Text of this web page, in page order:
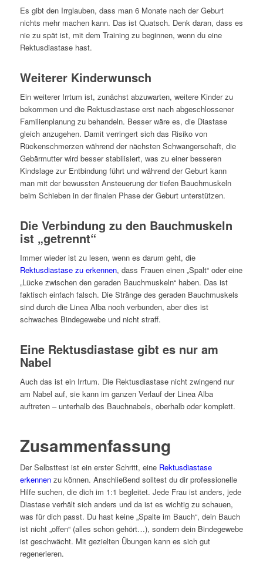
Es gibt den Irrglauben, dass man 6 Monate nach der Geburt
nichts mehr machen kann. Das ist Quatsch. Denk daran, dass es
nie zu spät ist, mit dem Training zu beginnen, wenn du eine
Rektusdiastase hast.
Weiterer Kinderwunsch
Ein weiterer Irrtum ist, zunächst abzuwarten, weitere Kinder zu
bekommen und die Rektusdiastase erst nach abgeschlossener
Familienplanung zu behandeln. Besser wäre es, die Diastase
gleich anzugehen. Damit verringert sich das Risiko von
Rückenschmerzen während der nächsten Schwangerschaft, die
Gebärmutter wird besser stabilisiert, was zu einer besseren
Kindslage zur Entbindung führt und während der Geburt kann
man mit der bewussten Ansteuerung der tiefen Bauchmuskeln
beim Schieben in der finalen Phase der Geburt unterstützen.
Die Verbindung zu den Bauchmuskeln
ist „getrennt“
Immer wieder ist zu lesen, wenn es darum geht, die
Rektusdiastase zu erkennen, dass Frauen einen „Spalt“ oder eine
„Lücke zwischen den geraden Bauchmuskeln“ haben. Das ist
faktisch einfach falsch. Die Stränge des geraden Bauchmuskels
sind durch die Linea Alba noch verbunden, aber dies ist
schwaches Bindegewebe und nicht straff.
Eine Rektusdiastase gibt es nur am
Nabel
Auch das ist ein Irrtum. Die Rektusdiastase nicht zwingend nur
am Nabel auf, sie kann im ganzen Verlauf der Linea Alba
auftreten – unterhalb des Bauchnabels, oberhalb oder komplett.
Zusammenfassung
Der Selbsttest ist ein erster Schritt, eine Rektusdiastase
erkennenzu können. Anschließend solltest du dir professionelle
Hilfe suchen, die dich im 1:1 begleitet. Jede Frau ist anders, jede
Diastase verhält sich anders und da ist es wichtig zu schauen,
was für dich passt. Du hast keine „Spalte im Bauch“, dein Bauch
ist nicht „offen“ (alles schon gehört…), sondern dein Bindegewebe
ist geschwächt. Mit gezielten Übungen kann es sich gut
regenerieren.